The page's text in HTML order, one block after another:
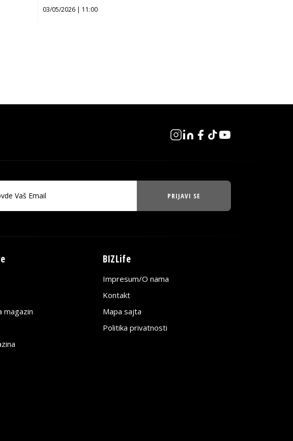
03/05/2026 | 11:00
PRIJAVI SE
magazin
BIZLife
Impresum/O nama
Kontakt
Mapa sajta
Politika privatnosti